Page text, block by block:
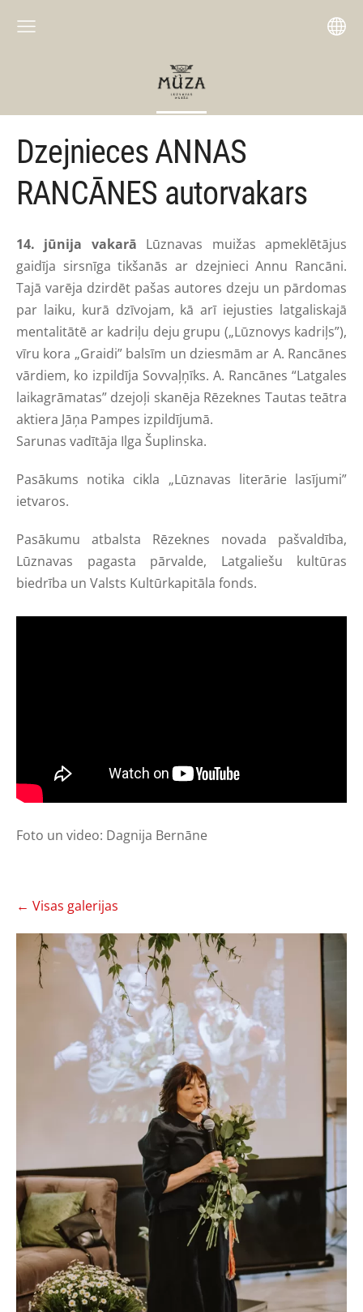
Dzejnieces ANNAS
RANCĀNES autorvakars
14. jūnija vakarā Lūznavas muižas apmeklētājus
gaidīja sirsnīga tikšanās ar dzejnieci Annu Rancāni.
Tajā varēja dzirdēt pašas autores dzeju un pārdomas
par laiku, kurā dzīvojam, kā arī iejusties latgaliskajā
mentalitātē ar kadriļu deju grupu („Lūznovys kadriļs”),
vīru kora „Graidi” balsīm un dziesmām ar A. Rancānes
vārdiem, ko izpildīja Sovvaļņīks. A. Rancānes “Latgales
laikagrāmatas” dzejoļi skanēja Rēzeknes Tautas teātra
aktiera Jāņa Pampes izpildījumā.
Sarunas vadītāja Ilga Šuplinska.
Pasākums notika cikla „Lūznavas literārie lasījumi”
ietvaros.
Pasākumu atbalsta Rēzeknes novada pašvaldība,
Lūznavas pagasta pārvalde, Latgaliešu kultūras
biedrība un Valsts Kultūrkapitāla fonds.
Foto un video: Dagnija Bernāne
Visas galerijas